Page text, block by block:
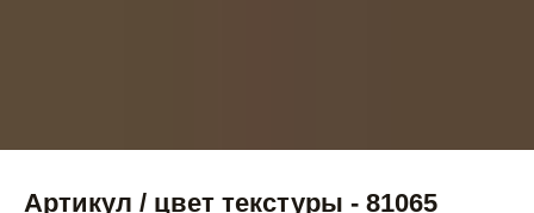
Артикул / цвет текстуры - 81065